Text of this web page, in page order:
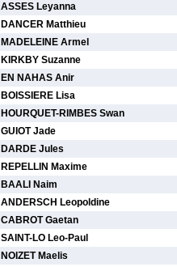
ASSES Leyanna
DANCER Matthieu
MADELEINE Armel
KIRKBY Suzanne
EN NAHAS Anir
BOISSIERE Lisa
HOURQUET-RIMBES Swan
GUIOT Jade
DARDE Jules
REPELLIN Maxime
BAALI Naim
ANDERSCH Leopoldine
CABROT Gaetan
SAINT-LO Leo-Paul
NOIZET Maelis